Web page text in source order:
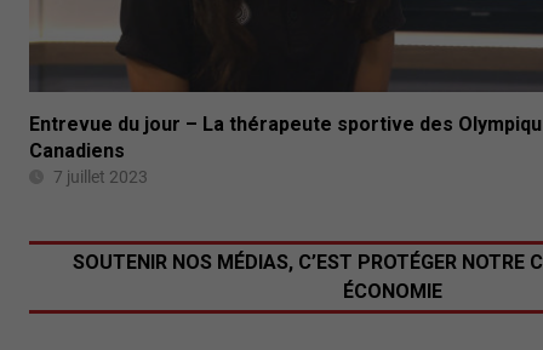
Entrevue du jour – La thérapeute sportive des
Canadiens
7 juillet 2023
SOUTENIR NOS MÉDIAS, C’EST PROTÉGER NOTRE
ÉCONOMIE